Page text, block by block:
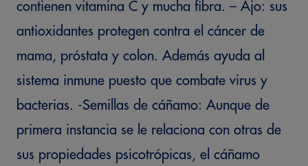
contienen vitamina C y mucha fibra. – Ajo: sus
antioxidantes protegen contra el cáncer de
mama, próstata y colon. Además ayuda al
sistema inmune puesto que combate virus y
bacterias. -Semillas de cáñamo: Aunque de
primera instancia se le relaciona con otras de
sus propiedades psicotrópicas, el cáñamo